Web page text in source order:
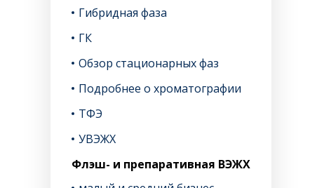
Гибридная фаза
ГК
Обзор стационарных фаз
Подробнее о хроматографии
ТФЭ
УВЭЖХ
Флэш- и препаративная ВЭЖХ